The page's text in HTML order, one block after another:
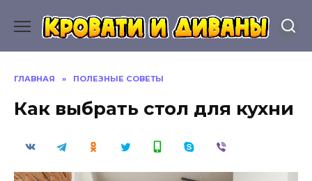
содержанию
ГЛАВНАЯ » ПОЛЕЗНЫЕ СОВЕТЫ
Как выбрать стол для кухни